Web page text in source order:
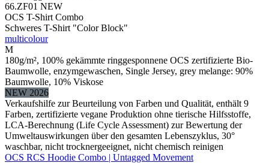
66.ZF01 NEW
OCS T-Shirt Combo
Schweres T-Shirt "Color Block"
multicolour
M
180g/m², 100% gekämmte ringgesponnene OCS zertifizierte Bio-
Baumwolle, enzymgewaschen, Single Jersey, grey melange: 90%
Baumwolle, 10% Viskose
NEW 2026
Verkaufshilfe zur Beurteilung von Farben und Qualität, enthält 9
Farben, zertifizierte vegane Produktion ohne tierische Hilfsstoffe,
LCA-Berechnung (Life Cycle Assessment) zur Bewertung der
Umweltauswirkungen über den gesamten Lebenszyklus, 30°
waschbar, nicht trocknergeeignet, nicht chemisch reinigen
OCS RCS Hoodie Combo | Untagged Movement